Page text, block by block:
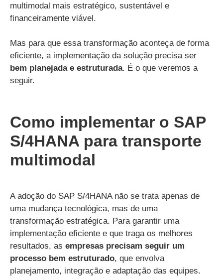
multimodal mais estratégico, sustentável e
financeiramente viável.
Mas para que essa transformação aconteça de forma
eficiente, a implementação da solução precisa ser
bem planejada e estruturada. É o que veremos a
seguir.
Como implementar o SAP
S/4HANA para transporte
multimodal
A adoção do SAP S/4HANA não se trata apenas de
uma mudança tecnológica, mas de uma
transformação estratégica. Para garantir uma
implementação eficiente e que traga os melhores
resultados, as empresas precisam seguir um
processo bem estruturado, que envolva
planejamento, integração e adaptação das equipes.